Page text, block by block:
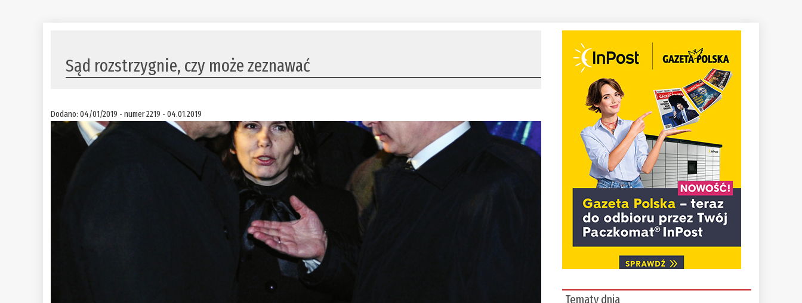
Sąd rozstrzygnie, czy może zeznawać
Dodano: 04/01/2019 - numer 2219 - 04.01.2019
Tematy dnia